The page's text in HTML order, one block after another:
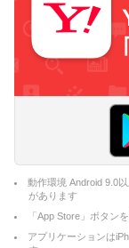
動作環境 Android 9.0
があります
「App Store」ボタン
アプリケーションは